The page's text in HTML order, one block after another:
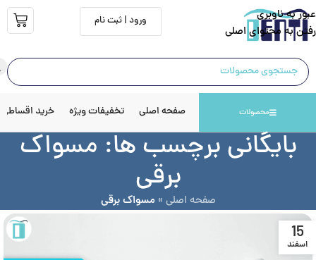
عبور به ناوبری
رفتن به محتوای اصلی
ورود | ثبت نام
محصولات صفحه اصلی تخفیفات ویژه خرید اقساطی
بایگانی برچسب ها: مسواک
برقی
صفحه اصلی » مسواک برقی
15
اسفند